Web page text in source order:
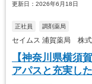
更新日：2026年6月18日
正社員 調剤薬局
セイムス 浦賀薬局 株式
【神奈川県横須
アパスと充実し